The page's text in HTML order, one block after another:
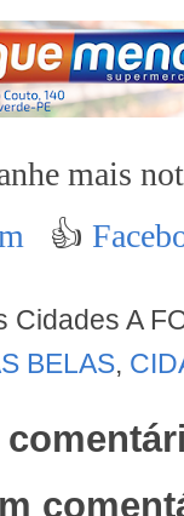
mais
👍
Cidades A
BELAS,